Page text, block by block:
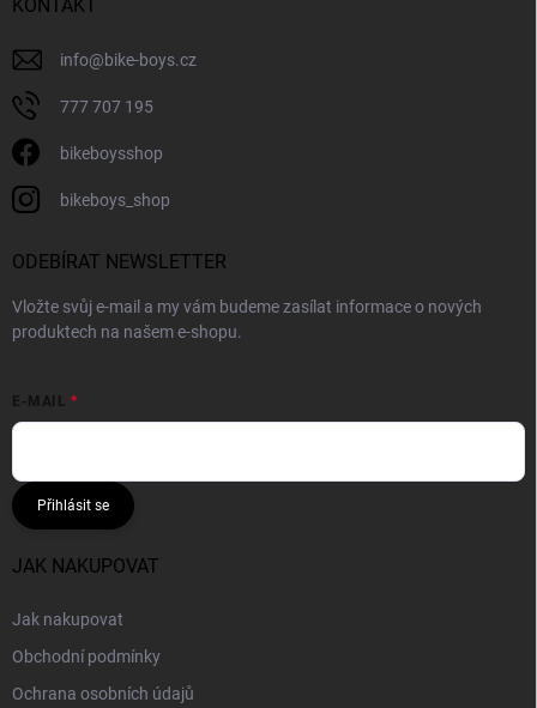
KONTAKT
info@bike-boys.cz
777 707 195
bikeboysshop
bikeboys_shop
ODEBÍRAT NEWSLETTER
Vložte svůj e-mail a my vám budeme zasílat informace o nových
produktech na našem e-shopu.
E-MAIL
Přihlásit se
JAK NAKUPOVAT
Jak nakupovat
Obchodní podmínky
Ochrana osobních údajů